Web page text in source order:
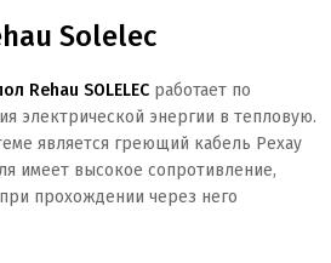
Solelec
Rehau SOLELEC работает по
электрической энергии в тепловую.
является греющий кабель Рехау
имеет высокое сопротивление,
прохождении через него